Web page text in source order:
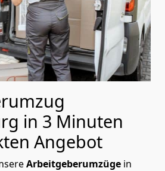
in 3 Minuten
Angebot
Arbeitgeberumzüge in